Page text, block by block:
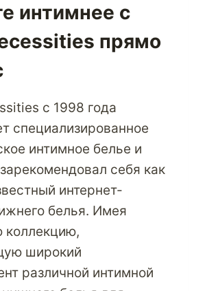
интимнее с
прямо
с 1998 года
специализированное
интимное белье и
себя как
интернет-
белья. Имея
широкий
различной интимной